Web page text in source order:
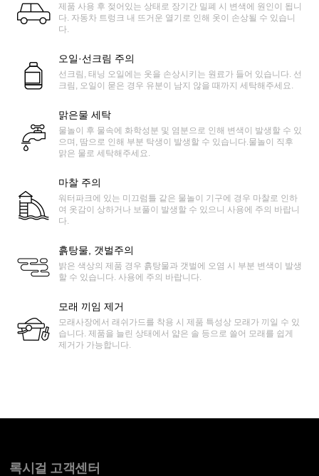
제품 사용 후 젖어있는 상태로 장기간 밀폐 시 변색에 원인이 됩니
다. 자동차 트렁크 내 뜨거운 열기로 인해 옷이 손상될 수 있습니
다.
오일·선크림 주의
선크림, 태닝 오일에는 옷을 손상시키는 원료가 들어 있습니다. 선
크림, 오일이 묻은 경우 유분이 남지 않을 때까지 세탁해주세요.
맑은물 세탁
물놀이 후 물속에 화학성분 및 염분으로 인해 변색이 발생할 수 있
으며, 땀으로 인해 부분 탁생이 발생할 수 있습니다.물놀이 직후
맑은 물로 세탁해주세요.
마찰 주의
워터파크에 있는 미끄럼틀 같은 물놀이 기구에 경우 마찰로 인하
여 옷감이 상하거나 보풀이 발생할 수 있으니 사용에 주의 바랍니
다.
흙탕물, 갯벌주의
밝은 색상의 제품 경우 흙탕물과 갯벌에 오염 시 부분 변색이 발생
할 수 있습니다. 사용에 주의 바랍니다.
모래 끼임 제거
모래사장에서 래쉬가드를 착용 시 제품 특성상 모래가 끼일 수 있
습니다. 제품을 늘린 상태에서 얇은 솔 등으로 쓸어 모래를 쉽게
제거가 가능합니다.
록시걸 고객센터